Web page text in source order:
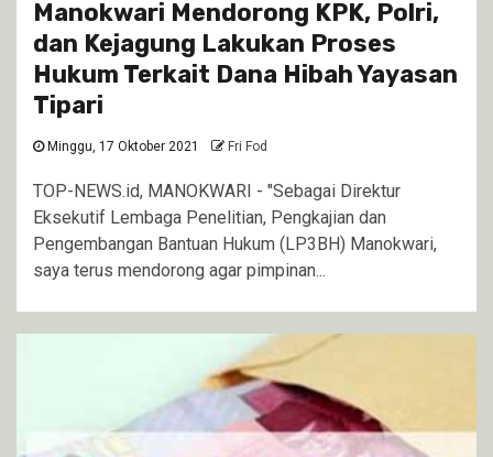
Manokwari Mendorong KPK, Polri,
dan Kejagung Lakukan Proses
Hukum Terkait Dana Hibah Yayasan
Tipari
Minggu, 17 Oktober 2021 Fri Fod
TOP-NEWS.id, MANOKWARI - "Sebagai Direktur
Eksekutif Lembaga Penelitian, Pengkajian dan
Pengembangan Bantuan Hukum (LP3BH) Manokwari,
saya terus mendorong agar pimpinan...